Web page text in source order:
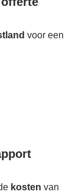
voor een
kosten van